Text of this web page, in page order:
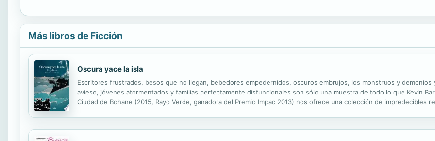
Más libros de Ficción
Oscura yace la isla
Escritores frustrados, besos que no llegan, bebedores empedernidos, oscuros embrujos, los monstruos y
avieso, jóvenes atormentados y familias perfectamente disfuncionales son sólo una muestra de todo lo que Kevin
Ciudad de Bohane (2015, Rayo Verde, ganadora del Premio Impac 2013) nos ofrece una colección de impredecibles